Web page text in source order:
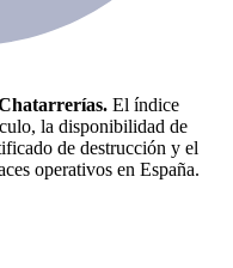
El índice
la disponibilidad de
de destrucción y el
operativos en España.